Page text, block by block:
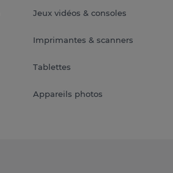
Jeux vidéos & consoles
Imprimantes & scanners
Tablettes
Appareils photos